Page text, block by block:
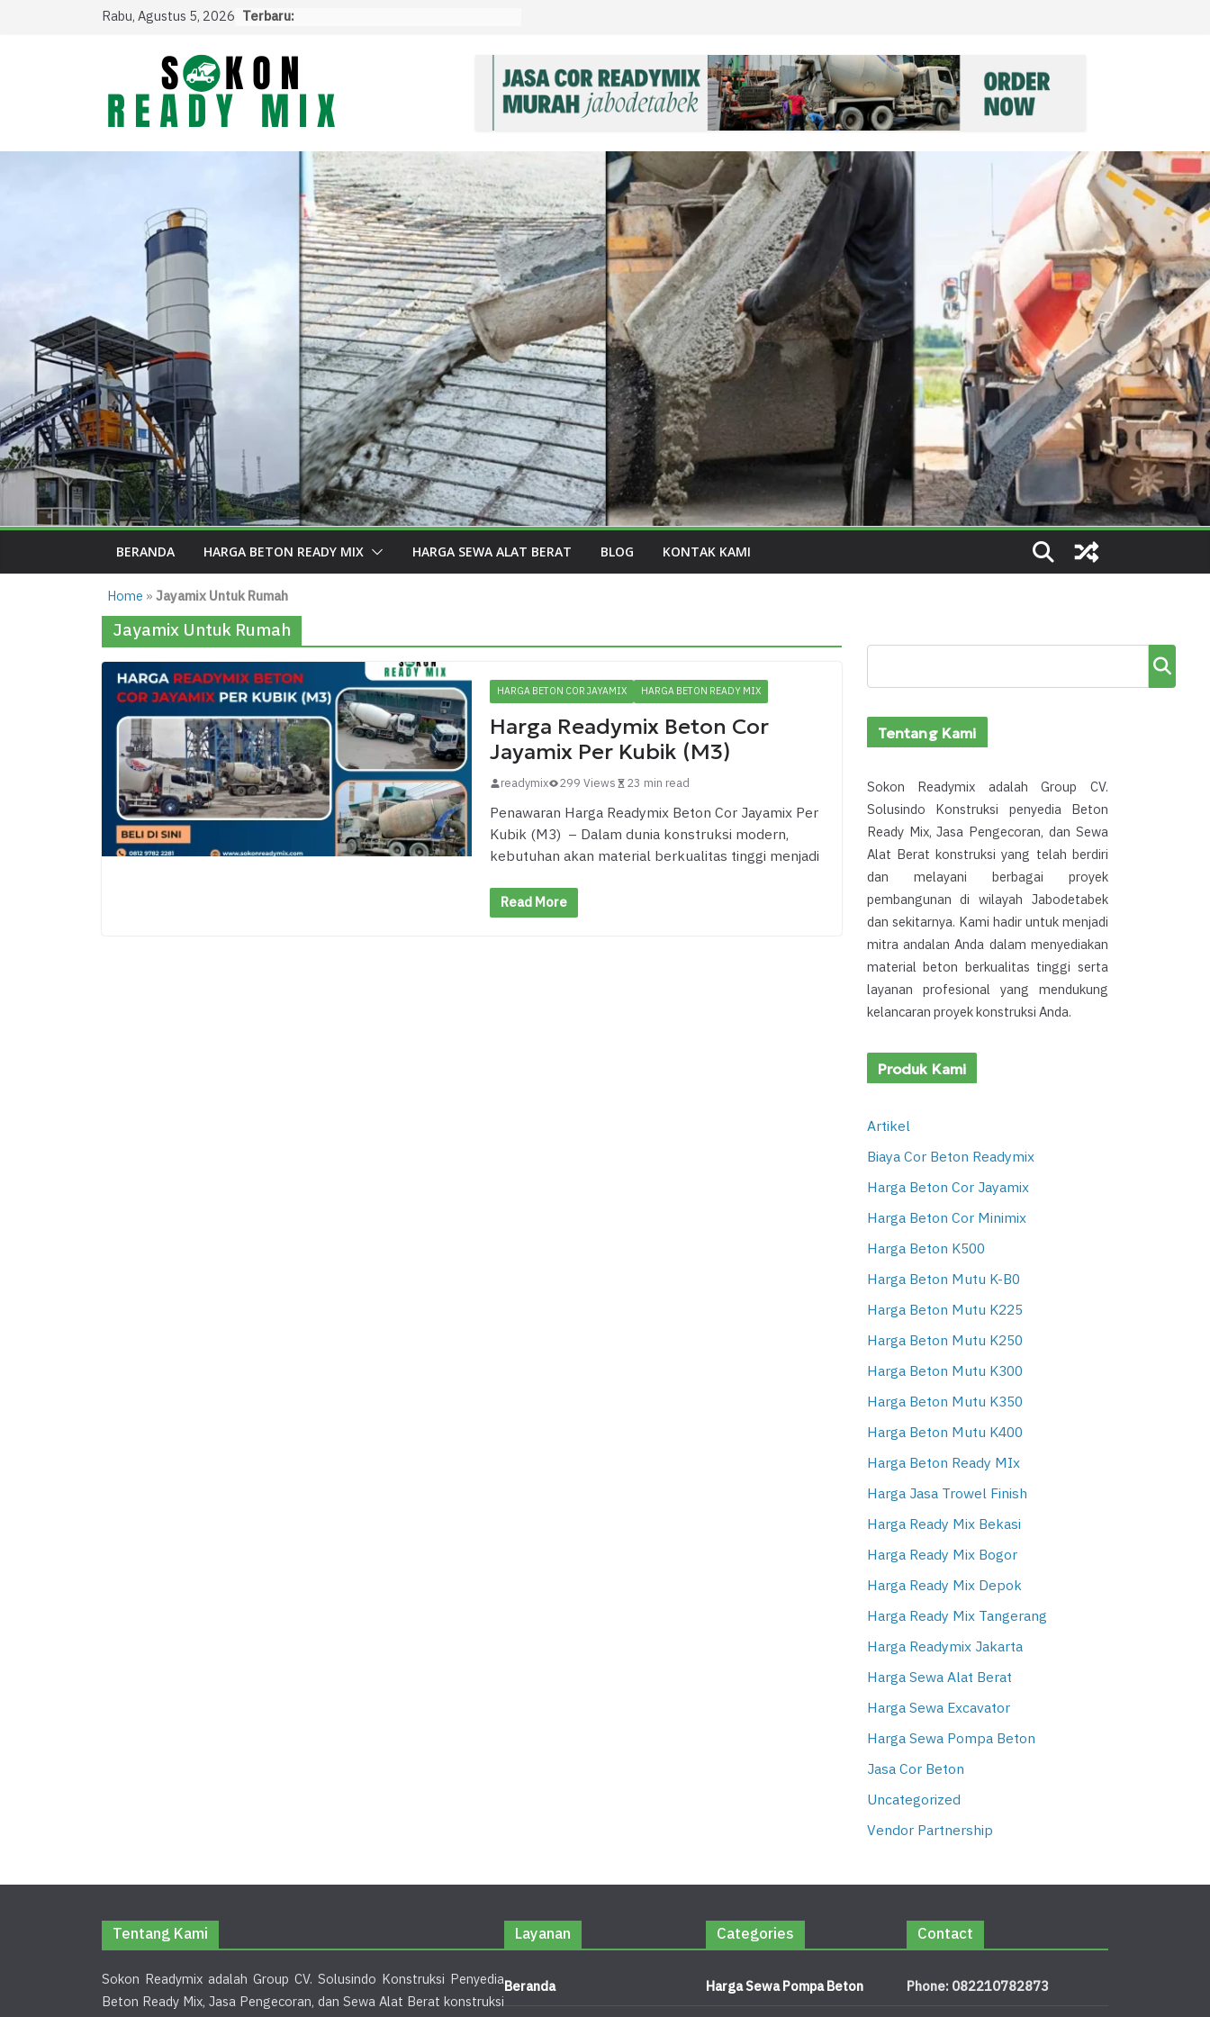
Rabu, Agustus 5, 2026 Terbaru:
BERANDA HARGA BETON READY MIX HARGA SEWA ALAT BERAT BLOG KONTAK KAMI
Home »Jayamix Untuk Rumah
Jayamix Untuk Rumah
HARGA BETON COR JAYAMIX HARGA BETON READY MIX
Harga Readymix Beton Cor
Jayamix Per Kubik (M3)
readymix 299 Views 23 min read
Penawaran Harga Readymix Beton Cor Jayamix Per
Kubik (M3) – Dalam dunia konstruksi modern,
kebutuhan akan material berkualitas tinggi menjadi
Read More
Cari
Tentang Kami
Sokon Readymix adalah Group CV.
Solusindo Konstruksi penyedia Beton
Ready Mix, Jasa Pengecoran, dan Sewa
Alat Berat konstruksi yang telah berdiri
dan melayani berbagai proyek
pembangunan di wilayah Jabodetabek
dan sekitarnya. Kami hadir untuk menjadi
mitra andalan Anda dalam menyediakan
material beton berkualitas tinggi serta
layanan profesional yang mendukung
kelancaran proyek konstruksi Anda.
Produk Kami
Artikel
Biaya Cor Beton Readymix
Harga Beton Cor Jayamix
Harga Beton Cor Minimix
Harga Beton K500
Harga Beton Mutu K-B0
Harga Beton Mutu K225
Harga Beton Mutu K250
Harga Beton Mutu K300
Harga Beton Mutu K350
Harga Beton Mutu K400
Harga Beton Ready MIx
Harga Jasa Trowel Finish
Harga Ready Mix Bekasi
Harga Ready Mix Bogor
Harga Ready Mix Depok
Harga Ready Mix Tangerang
Harga Readymix Jakarta
Harga Sewa Alat Berat
Harga Sewa Excavator
Harga Sewa Pompa Beton
Jasa Cor Beton
Uncategorized
Vendor Partnership
Tentang Kami
Sokon Readymix adalah Group CV. Solusindo Konstruksi Penyedia
Beton Ready Mix, Jasa Pengecoran, dan Sewa Alat Berat konstruksi
Layanan
Beranda
Categories
Harga Sewa Pompa Beton
Contact
Phone: 082210782873